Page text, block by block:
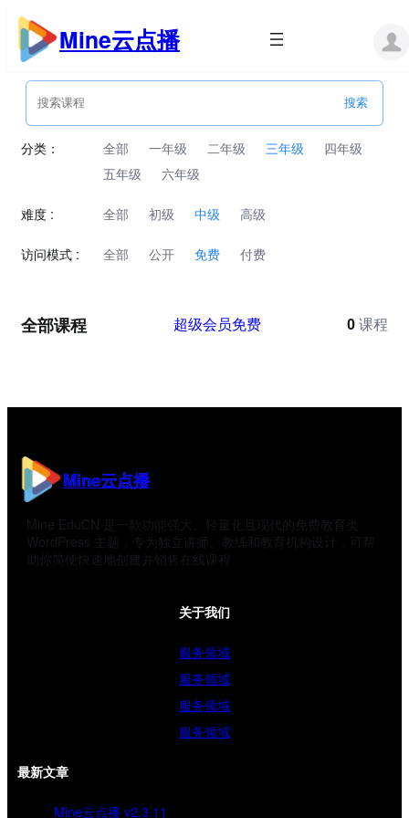
跳
内
Mine云点播
分类： 全部 一年级 二年级 三年级
四年级
五年级
六年级
难度 : 全部 初级 中级 高级
访问模式 : 全部 公开 免费 付费
全部课程 超级会员免费 0 课程
Mine云点播
Mine EduCN 是一款功能强大、轻量化且现代的免费教育类
WordPress 主题，专为独立讲师、教练和教育机构设计，可帮
助你简便快速地创建并销售在线课程
关于我们
服务领域
服务领域
服务领域
服务领域
最新文章
Mine云点播 v2.3.11